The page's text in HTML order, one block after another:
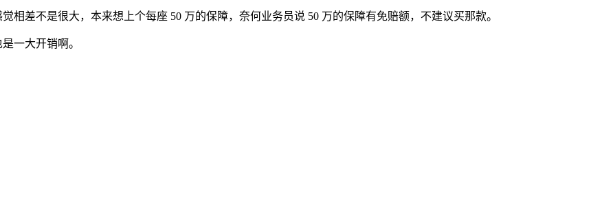
相差不是很大，本来想上个每座 50 万的保障，奈何业务员说 50 万的保障有免赔额，不建议买那款。
一大开销啊。